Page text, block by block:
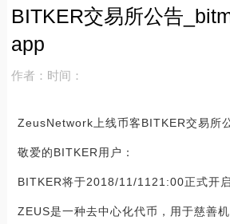
BITKER交易所公告
app
作者： 时间：
ZeusNetwork上线币客BITKER交易所
敬爱的BITKER用户：
BITKER将于2018/11/1121:00正式开
ZEUS是一种去中心化代币，用于慈善